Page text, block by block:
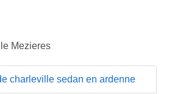
Mezieres
charleville sedan en ardenne